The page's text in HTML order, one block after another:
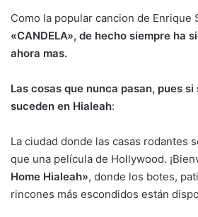
Como la popular cancion de Enrique
«CANDELA», de hecho siempre ha
ahora mas.
Las cosas que nunca pasan, pues
suceden en Hialeah:
La ciudad donde las casas rodantes
que una película de Hollywood.
Home Hialeah», donde los botes,
rincones más escondidos están